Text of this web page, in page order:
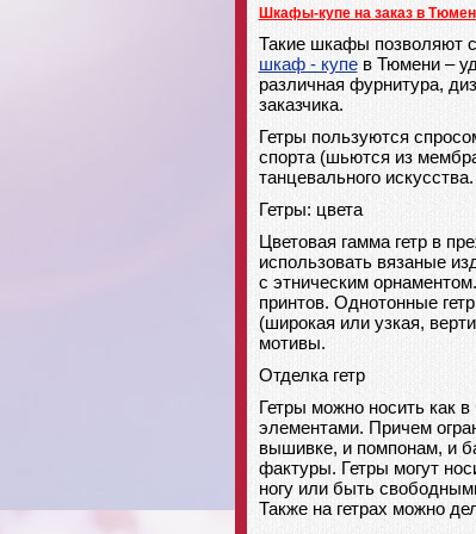
Шкафы-купе на заказ в
Такие шкафы позволяют
шкаф - купев Тюмени –
различная фурнитура,
заказчика.
Гетры пользуются
спорта (шьются из
танцевального искусства.
Гетры: цвета
Цветовая гамма гетр в
использовать вязаные
с этническим
принтов. Однотонные
(широкая или узкая,
мотивы.
Отделка гетр
Гетры можно носить как
элементами. Причем
вышивке, и помпонам, и
фактуры. Гетры могут
ногу или быть
Также на гетрах можно